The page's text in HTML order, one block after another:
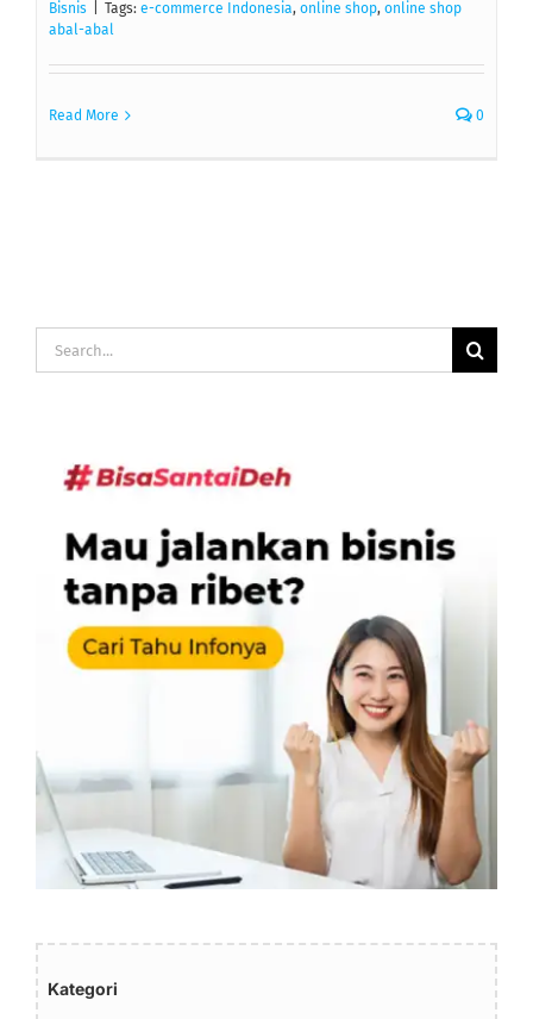
Bisnis
Tags: e-commerce Indonesia, online shop, online shop
abal-abal
Read More 0
Search
for:
Kategori